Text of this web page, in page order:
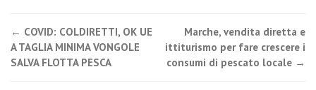
Post navigation
← COVID: COLDIRETTI, OK UE
A TAGLIA MINIMA VONGOLE
SALVA FLOTTA PESCA
Marche, vendita diretta e
ittiturismo per fare crescere i
consumi di pescato locale →